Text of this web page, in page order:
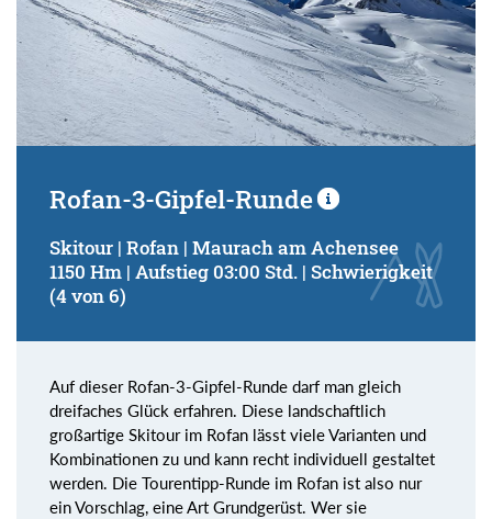
Rofan-3-Gipfel-Runde
Skitour | Rofan | Maurach am Achensee
1150 Hm | Aufstieg 03:00 Std. | Schwierigkeit
(4 von 6)
Auf dieser Rofan-3-Gipfel-Runde darf man gleich
dreifaches Glück erfahren. Diese landschaftlich
großartige Skitour im Rofan lässt viele Varianten und
Kombinationen zu und kann recht individuell gestaltet
werden. Die Tourentipp-Runde im Rofan ist also nur
ein Vorschlag, eine Art Grundgerüst. Wer sie